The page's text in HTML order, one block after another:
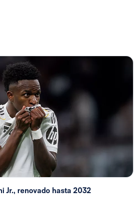
Jr., renovado hasta 2032